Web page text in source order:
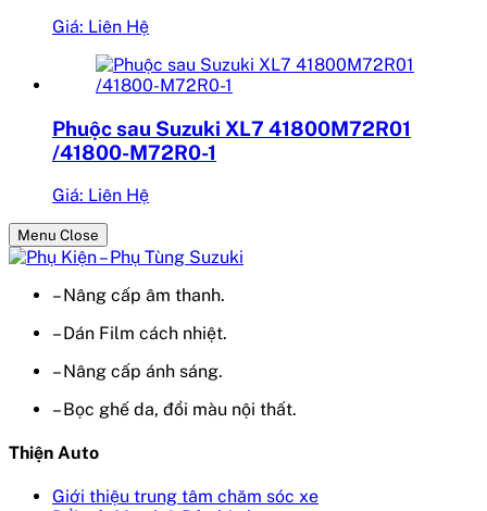
Giá: Liên Hệ
Phuộc sau Suzuki XL7 41800M72R01
/41800-M72R0-1
Giá: Liên Hệ
Menu Close
– Nâng cấp âm thanh.
– Dán Film cách nhiệt.
– Nâng cấp ánh sáng.
– Bọc ghế da, đổi màu nội thất.
Thiện Auto
Giới thiệu trung tâm chăm sóc xe